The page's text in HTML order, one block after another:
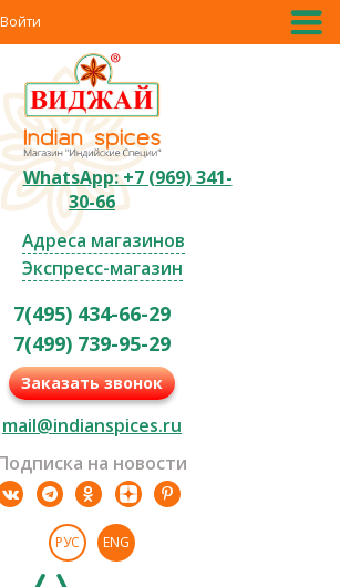
Войти
WhatsApp: +7 (969) 341-
30-66
Адреса магазинов
Экспресс-магазин
7(495) 434-66-29
7(499) 739-95-29
Заказать звонок
mail@indianspices.ru
на новости
РУС ENG